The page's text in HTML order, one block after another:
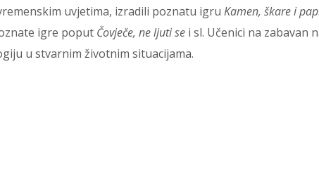
uvjetima, izradili poznatu igru Kamen, škare i
igre poput Čovječe, ne ljuti se i sl. Učenici na
u stvarnim životnim situacijama.